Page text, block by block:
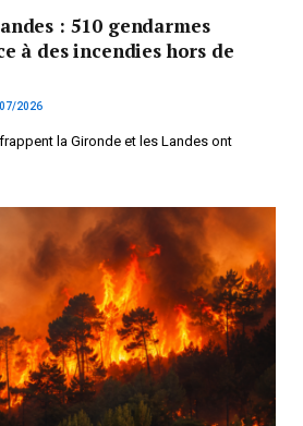
: 510 gendarmes
à des incendies hors de
2026
la Gironde et les Landes ont